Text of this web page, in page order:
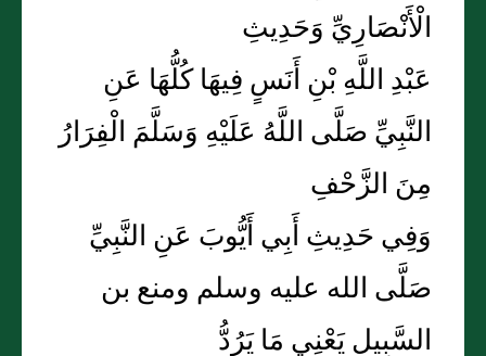
الْأَنْصَارِيِّ وَحَدِيثِ
عَبْدِ اللَّهِ بْنِ أَنَسٍ فِيهَا كُلُّهَا عَنِ
النَّبِيِّ صَلَّى اللَّهُ عَلَيْهِ وَسَلَّمَ الْفِرَارُ
مِنَ الزَّحْفِ
وَفِي حَدِيثِ أَبِي أَيُّوبَ عَنِ النَّبِيِّ
صَلَّى الله عليه وسلم ومنع بن
السَّبِيلِ يَعْنِي مَا يَرُدُّ